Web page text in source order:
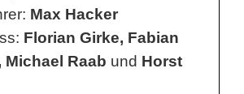
Max Hacker
Florian Girke, Fabian
Michael Raab und Horst